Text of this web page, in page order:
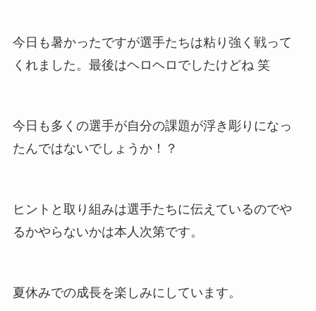
今日も暑かったですが選手たちは粘り強く戦って
くれました。最後はヘロヘロでしたけどね 笑
今日も多くの選手が自分の課題が浮き彫りになっ
たんではないでしょうか！？
ヒントと取り組みは選手たちに伝えているのでや
るかやらないかは本人次第です。
夏休みでの成長を楽しみにしています。